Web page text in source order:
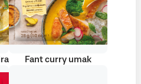
Fant curry umak